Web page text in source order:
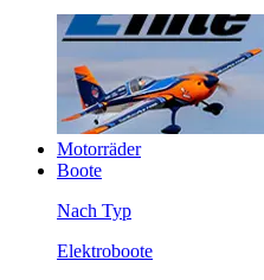
Motorräder
Boote
Nach Typ
Elektroboote